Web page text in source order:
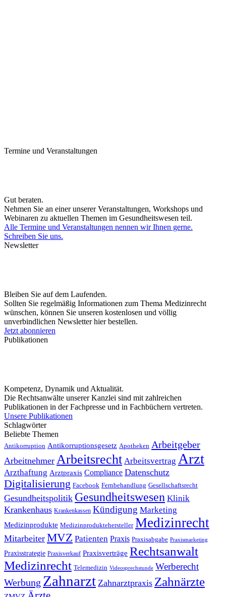
Termine und Veranstaltungen
Gut beraten.
Nehmen Sie an einer unserer Veranstaltungen, Workshops und
Webinaren zu aktuellen Themen im Gesundheitswesen teil.
Alle Termine und Veranstaltungen nennen wir Ihnen gerne.
Schreiben Sie uns.
Newsletter
Bleiben Sie auf dem Laufenden.
Sollten Sie regelmäßig Informationen zum Thema Medizinrecht
wünschen, können Sie unseren kostenlosen und völlig
unverbindlichen Newsletter hier bestellen.
Jetzt abonnieren
Publikationen
Kompetenz, Dynamik und Aktualität.
Die Rechtsanwälte unserer Kanzlei sind mit zahlreichen
Publikationen in der Fachpresse und in Fachbüchern vertreten.
Unsere Publikationen
Schlagwörter
Beliebte Themen
Antikorruption Antikorruptionsgesetz Apotheken Arbeitgeber
Arbeitnehmer Arbeitsrecht Arbeitsvertrag Arzt
Arzthaftung Arztpraxis Compliance Datenschutz
Digitalisierung Facebook Fernbehandlung Gesellschaftsrecht
Gesundheitspolitik Gesundheitswesen Klinik
Krankenhaus Krankenkassen Kündigung Marketing
Medizinprodukte Medizinproduktehersteller Medizinrecht
Mitarbeiter MVZ Patienten Praxis Praxisabgabe Praxismarketing
Praxisstrategie Praxisverkauf Praxisverträge Rechtsanwalt
Medizinrecht Telemedizin Videosprechstunde Werberecht
Werbung Zahnarzt Zahnarztpraxis Zahnärzte